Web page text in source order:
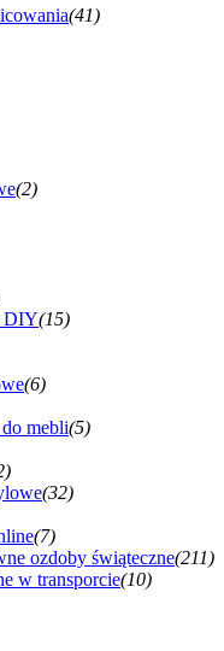
(41)
(2)
DIY(15)
(6)
mebli(5)
(32)
(7)
ozdoby świąteczne(211)
w transporcie(10)